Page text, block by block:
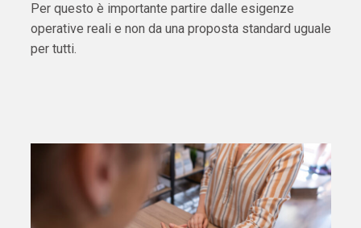
Per questo è importante partire dalle esigenze
operative reali e non da una proposta standard uguale
per tutti.